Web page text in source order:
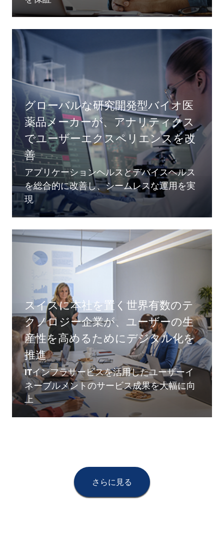
グローバルな研究開発型バイオ医
薬品メーカーが、アナリティクス
でユーザーエクスペリエンスを改
善
アプリケーションヘルスとデバイスヘルス
を総合的に改善し、シームレスな運用を実
現
スイスに本社を置く世界有数のテ
クノロジー企業が、ユーザーの生
産性を高めるためにデジタル化を
推進
ITインフラサービスを活用したユーザーイ
ネーブルメントのサービス成果を大幅に向
上
さらに見る